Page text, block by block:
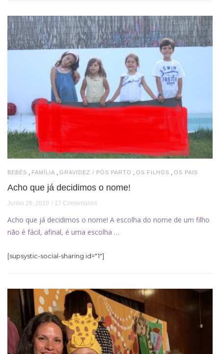
BEBÉS FAMÍLIA GRAVIDEZ / PÓS PARTO OS FILHOS OS PAIS
Acho que já decidimos o nome!
Junho 26, 2019 17 Comentários
Acho que já decidimos o nome! A escolha do nome de um filho
não é fácil, afinal, é uma escolha …
[supsystic-social-sharing id="1"]